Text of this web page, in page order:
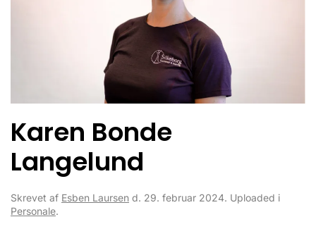
Karen Bonde
Langelund
Skrevet af Esben Laursen d. 29. februar 2024. Uploaded i
Personale.